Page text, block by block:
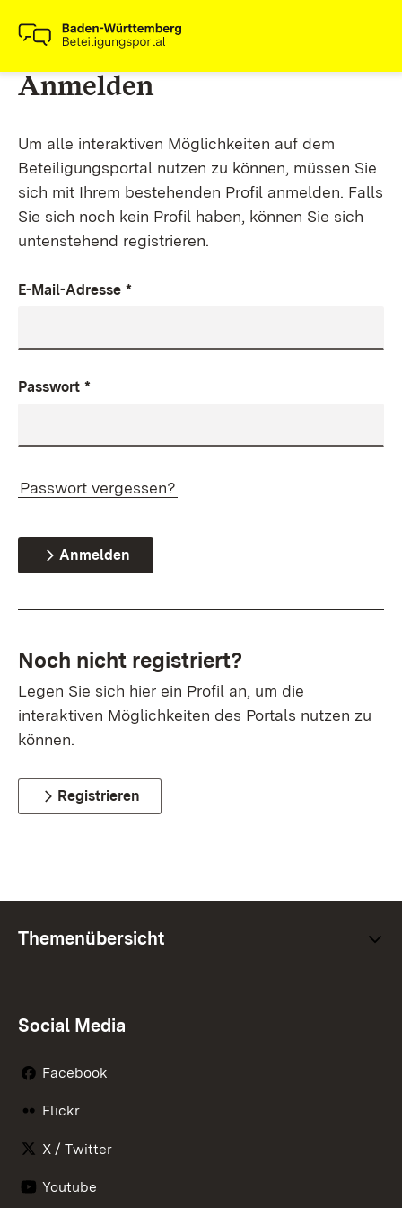
Anmelden
Um alle interaktiven Möglichkeiten auf dem
Beteiligungsportal nutzen zu können, müssen Sie
sich mit Ihrem bestehenden Profil anmelden. Falls
Sie sich noch kein Profil haben, können Sie sich
untenstehend registrieren.
E-Mail-Adresse *
Passwort *
Passwort vergessen?
Anmelden
Noch nicht registriert?
Legen Sie sich hier ein Profil an, um die
interaktiven Möglichkeiten des Portals nutzen zu
können.
Registrieren
Themenübersicht
Social Media
Facebook
Flickr
X / Twitter
Youtube